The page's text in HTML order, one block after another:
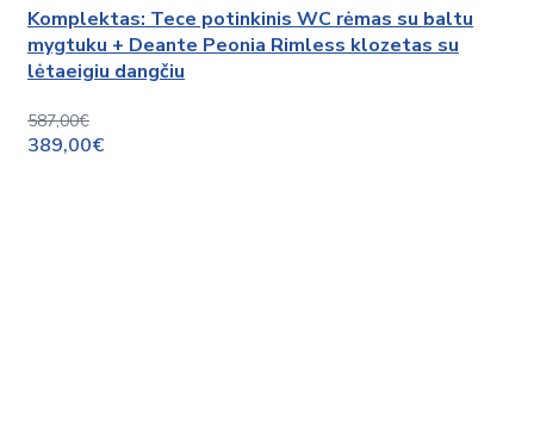
Komplektas: Tece potinkinis WC rėmas su baltu
mygtuku + Deante Peonia Rimless klozetas su
lėtaeigiu dangčiu
587,00€
389,00€